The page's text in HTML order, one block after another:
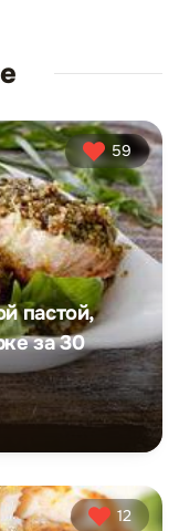
59
пастой,
за 30
12